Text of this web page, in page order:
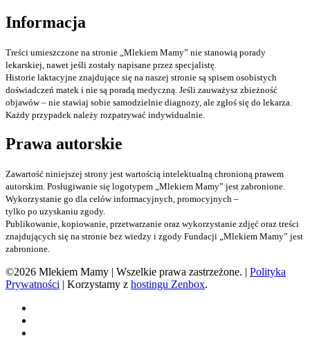
Informacja
Treści umieszczone na stronie „Mlekiem Mamy” nie stanowią porady
lekarskiej, nawet jeśli zostały napisane przez specjalistę.
Historie laktacyjne znajdujące się na naszej stronie są spisem osobistych
doświadczeń matek i nie są poradą medyczną. Jeśli zauważysz zbieżność
objawów – nie stawiaj sobie samodzielnie diagnozy, ale zgłoś się do lekarza.
Każdy przypadek należy rozpatrywać indywidualnie.
Prawa autorskie
Zawartość niniejszej strony jest wartością intelektualną chronioną prawem
autorskim. Posługiwanie się logotypem „Mlekiem Mamy” jest zabronione.
Wykorzystanie go dla celów informacyjnych, promocyjnych –
tylko po uzyskaniu zgody.
Publikowanie, kopiowanie, przetwarzanie oraz wykorzystanie zdjęć oraz treści
znajdujących się na stronie bez wiedzy i zgody Fundacji „Mlekiem Mamy” jest
zabronione.
©2026 Mlekiem Mamy | Wszelkie prawa zastrzeżone. | Polityka
Prywatności | Korzystamy z hostingu Zenbox.